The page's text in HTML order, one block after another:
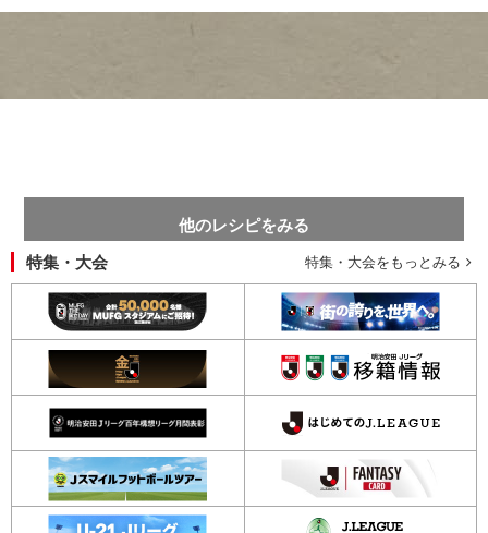
他のレシピをみる
特集・大会
特集・大会をもっとみる